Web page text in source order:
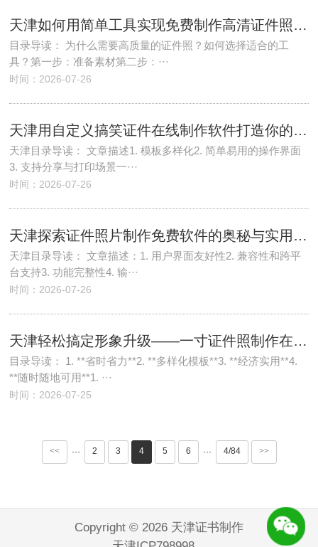
天津如何用简单工具实现免费制作高清证件照，提升个人形象与职业竞争力
目录导读： 为什么需要高质量的证件照？如何选择适合的工
具？第一步：准备素材第二步：···
时间：2026-07-26
天津用自定义搞笑证件在线制作软件打造你的专属奇葩证明
天津目录导读： 文章描述1. 模板多样化2. 简单易用的操作界面
3. 支持分享与打印场景一···
时间：2026-07-26
天津探索证件照片制作免费软件的奥秘与实用技巧
天津目录导读： 文章描述：1. 用户界面友好性2. 兼容性和跨平
台支持3. 功能完整性4. 输···
时间：2026-07-26
天津轻松搞定形象升级——一寸证件照制作在线全攻略
目录导读： 1. **省时省力**2. **多样化模板**3. **经济实用**4.
**随时随地可用**1. ···
时间：2026-07-25
<< ··· 2 3 4 5 6 ··· 4/84 >>
Copyright © 2026 天津证书制作